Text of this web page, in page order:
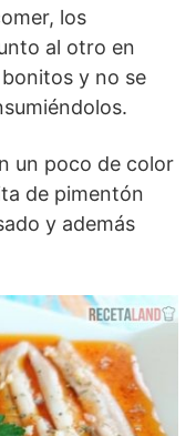
los
al otro en
y no se
un poco de color
de pimentón
y además